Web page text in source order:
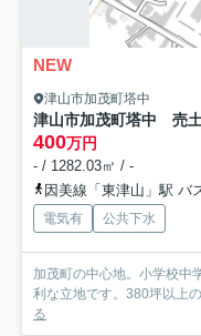
NEW
津山市加茂町塔中
津山市加茂町塔中 売
400万円
- / 1282.03㎡ / -
因美線「東津山」駅 バス34分
電気有 公共下水
加茂町の中心地。小学校中
利な立地です。380坪以上
る